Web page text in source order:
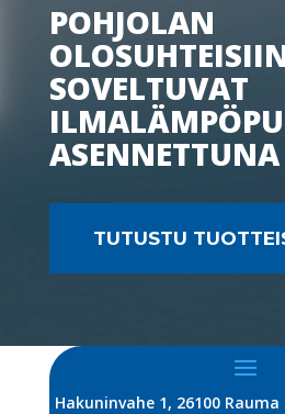
POHJOLAN
SOVELTUVAT
ASENNETTUNA
TUTUSTU
Hakuninvahe 1, 26100